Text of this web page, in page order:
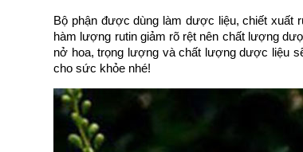
Bộ phận được dùng làm dược liệu, chiết xuất
hàm lượng rutin giảm rõ rệt nên chất lượng
nở hoa, trọng lượng và chất lượng dược liệu
cho sức khỏe nhé!